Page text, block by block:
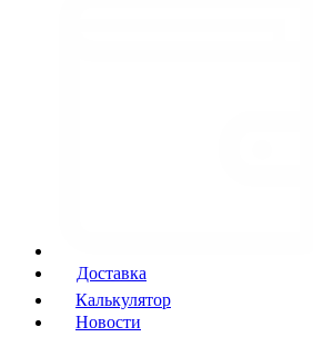
Доставка
Калькулятор
Новости